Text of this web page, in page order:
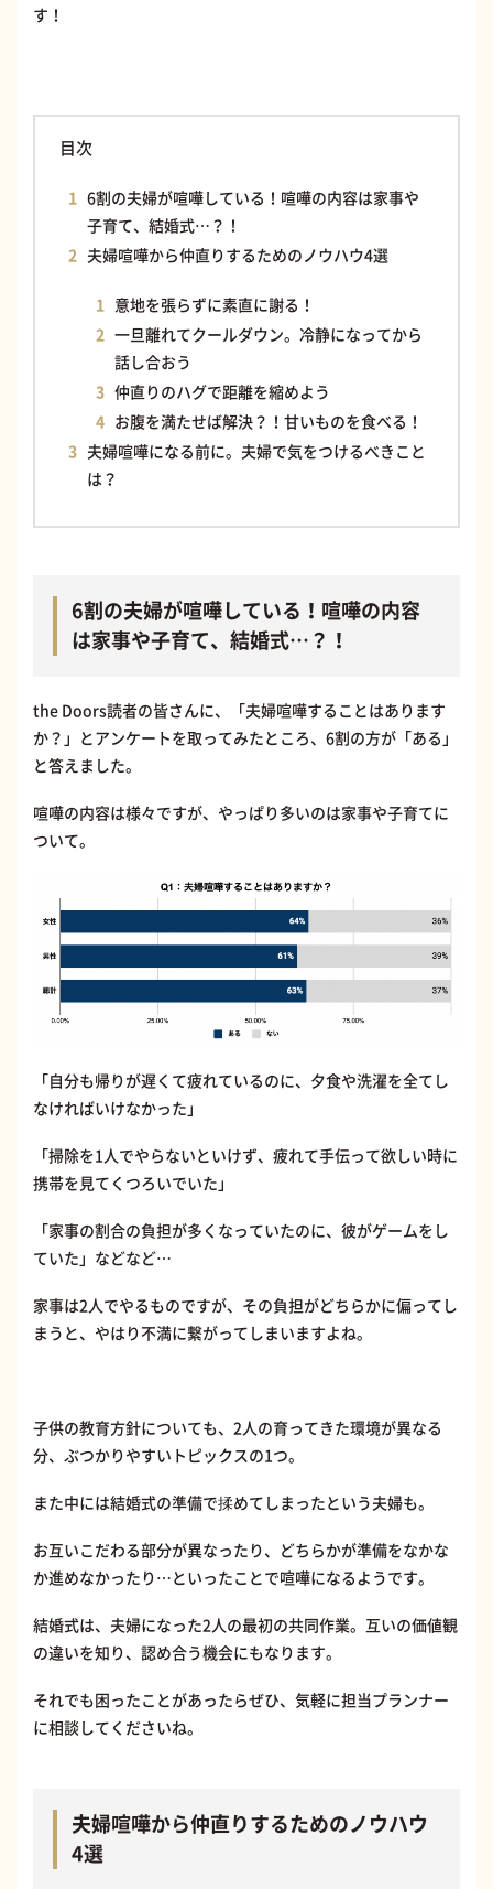
す！
目次
6割の夫婦が喧嘩している！喧嘩の内容は家事や
子育て、結婚式…？！
夫婦喧嘩から仲直りするためのノウハウ4選
意地を張らずに素直に謝る！
一旦離れてクールダウン。冷静になってから
話し合おう
仲直りのハグで距離を縮めよう
お腹を満たせば解決？！甘いものを食べる！
夫婦喧嘩になる前に。夫婦で気をつけるべきこと
は？
6割の夫婦が喧嘩している！喧嘩の内容
は家事や子育て、結婚式…？！
the Doors読者の皆さんに、「夫婦喧嘩することはあります
か？」とアンケートを取ってみたところ、6割の方が「ある」
と答えました。
喧嘩の内容は様々ですが、やっぱり多いのは家事や子育てに
ついて。
「自分も帰りが遅くて疲れているのに、夕食や洗濯を全てし
なければいけなかった」
「掃除を1人でやらないといけず、疲れて手伝って欲しい時に
携帯を見てくつろいでいた」
「家事の割合の負担が多くなっていたのに、彼がゲームをし
ていた」などなど…
家事は2人でやるものですが、その負担がどちらかに偏ってし
まうと、やはり不満に繋がってしまいますよね。
子供の教育方針についても、2人の育ってきた環境が異なる
分、ぶつかりやすいトピックスの1つ。
また中には結婚式の準備で揉めてしまったという夫婦も。
お互いこだわる部分が異なったり、どちらかが準備をなかな
か進めなかったり…といったことで喧嘩になるようです。
結婚式は、夫婦になった2人の最初の共同作業。互いの価値観
の違いを知り、認め合う機会にもなります。
それでも困ったことがあったらぜひ、気軽に担当プランナー
に相談してくださいね。
夫婦喧嘩から仲直りするためのノウハウ
4選